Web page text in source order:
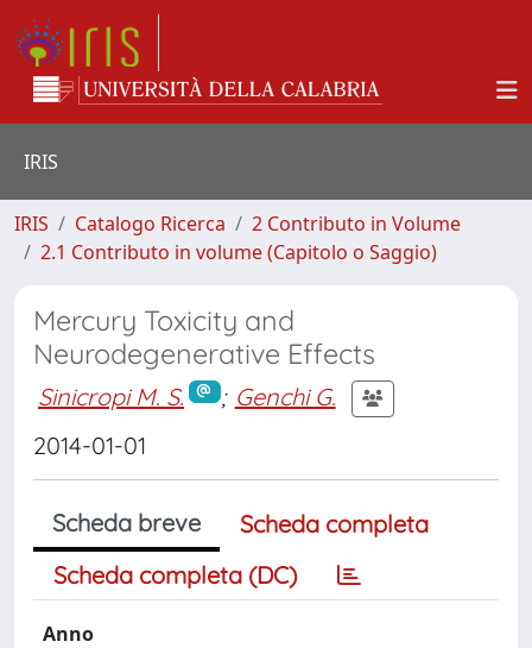
IRIS
IRIS Catalogo Ricerca
2 Contributo in Volume
2.1 Contributo in volume (Capitolo o Saggio)
Mercury Toxicity and
Neurodegenerative Effects
Sinicropi M. S. ; Genchi G.
2014-01-01
Scheda breve
Scheda completa
Scheda completa (DC)
Anno